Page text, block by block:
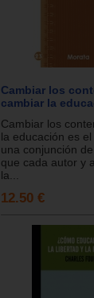
Cambiar los
cambiar la
Cambiar los
la educación es
una conjunción
que cada autor y
la...
12.50 €